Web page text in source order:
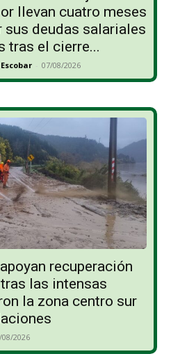
llevan cuatro meses
sus deudas salariales
tras el cierre...
- 07/08/2026
recuperación
las intensas
la zona centro sur
08/2026